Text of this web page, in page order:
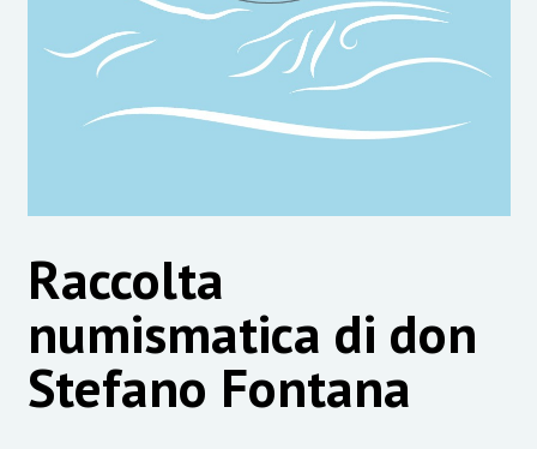
Raccolta
numismatica di don
Stefano Fontana